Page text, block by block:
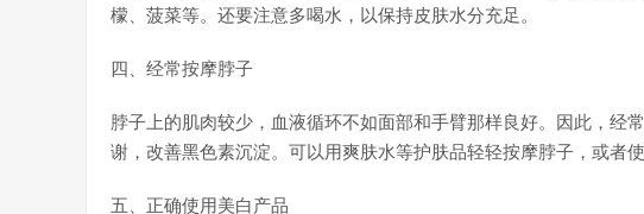
檬、菠菜等。还要注意多喝水，以保持皮肤水分充足。
四、经常按摩脖子
脖子上的肌肉较少，血液循环不如面部和手臂那样良好。因此，经
谢，改善黑色素沉淀。可以用爽肤水等护肤品轻轻按摩脖子，或者
五、正确使用美白产品